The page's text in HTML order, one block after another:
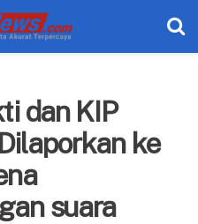
dan KIP
ke
suara